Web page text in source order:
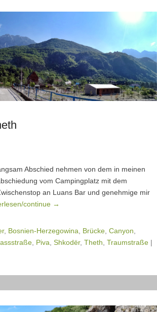
Abschied nehmen von dem in meinen
vom Campingplatz mit dem
an Luans Bar und genehmige mir
continue →
, Bosnien-Herzegowina Brücke Canyon
Piva Shkodër, Theth Traumstraße |